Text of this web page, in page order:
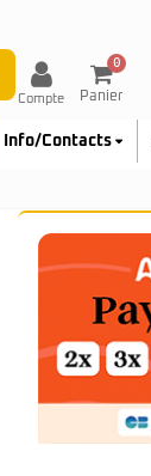
Compte
0
Panier
Info/Contacts